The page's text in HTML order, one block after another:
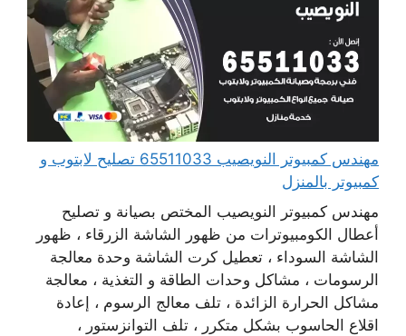
مهندس كمبيوتر النويصيب 65511033 تصليح لابتوب و
كمبيوتر بالمنزل
مهندس كمبيوتر النويصيب المختص بصيانة و تصليح
أعطال الكومبيوترات من ظهور الشاشة الزرقاء ، ظهور
الشاشة السوداء ، تعطيل كرت الشاشة وحدة معالجة
الرسومات ، مشاكل وحدات الطاقة و التغذية ، معالجة
مشاكل الحرارة الزائدة ، تلف معالج الرسوم ، إعادة
اقلاع الحاسوب بشكل متكرر ، تلف التوانزستور ،